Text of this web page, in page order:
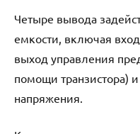
Четыре вывода
емкости, включая
выход управления
помощи транзистора)
напряжения.